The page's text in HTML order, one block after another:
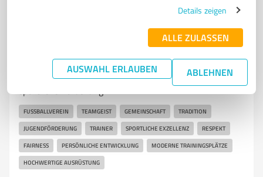
Details zeigen
ALLE ZULASSEN
AUSWAHL ERLAUBEN ABLEHNEN
Türkgücü Ratingen
Fußballverein Türkgücü Ratingen – Gemeinschaft und
FUSSBALLVEREIN TEAMGEIST GEMEINSCHAFT TRADITION
JUGENDFÖRDERUNG TRAINER SPORTLICHE EXZELLENZ RESPEKT
FAIRNESS PERSÖNLICHE ENTWICKLUNG MODERNE TRAININGSPLÄTZE
HOCHWERTIGE AUSRÜSTUNG